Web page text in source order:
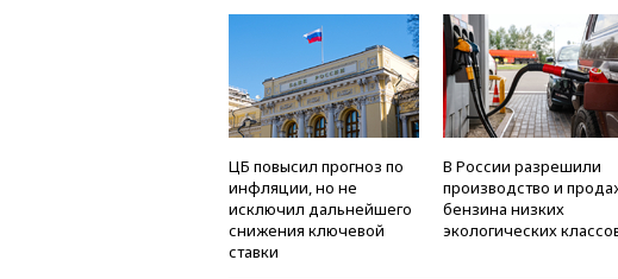
СТИЛЬ ТЕСТЫ
ЦБ повысил прогноз по
инфляции, но не
исключил дальнейшего
снижения ключевой
ставки
В России разрешили
производство и
бензина низких
экологических